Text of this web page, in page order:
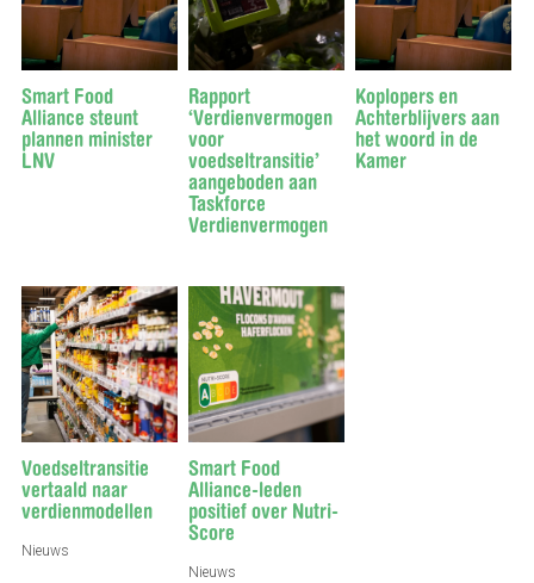
Smart Food
Alliance steunt
plannen minister
LNV
Rapport
‘Verdienvermogen
voor
voedseltransitie’
aangeboden aan
Taskforce
Verdienvermogen
Koplopers en
Achterblijvers aan
het woord in de
Kamer
Voedseltransitie
vertaald naar
verdienmodellen
Nieuws
Smart Food
Alliance-leden
positief over Nutri-
Score
Nieuws